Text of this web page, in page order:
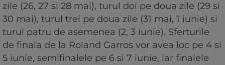
zile (26, 27 si 28 mai), turul doi pe doua zile (29 si
30 mai), turul trei pe doua zile (31 mai, 1 iunie) si
turul patru de asemenea (2, 3 iunie). Sferturile
de finala de la Roland Garros vor avea loc pe 4 si
5 iunie, semifinalele pe 6 si 7 iunie, iar finalele